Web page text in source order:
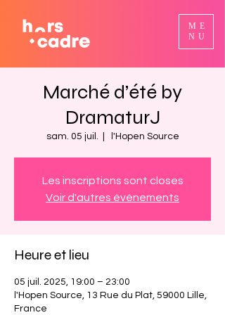
ME
NU
Marché d’été by
DramaturJ
sam. 05 juil. l'Hopen Source
Les inscriptions sont closes
Voir d'autres événements
Heure et lieu
05 juil. 2025, 19:00 – 23:00
l'Hopen Source, 13 Rue du Plat, 59000 Lille,
France